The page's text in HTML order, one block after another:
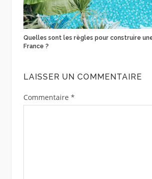
Quelles sont les règles pour construire
France ?
LAISSER UN COMMENTAIRE
Commentaire *